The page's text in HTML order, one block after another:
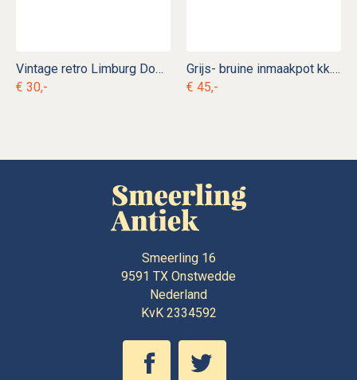
Vintage retro Limburg Dom-Keramik Staffel schaal of vlaaischotel
€ 30,-
Grijs- bruine inmaakpot kk. k 7
€ 45,-
Smeerling 16
9591 TX Onstwedde
Nederland
KvK 2334592